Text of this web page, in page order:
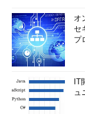
オ
セ
プ
IT
ュ